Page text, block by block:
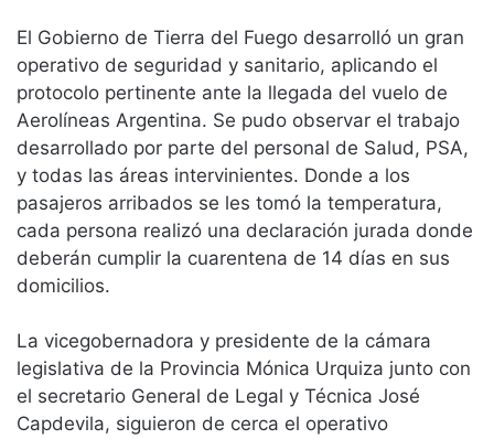
El Gobierno de Tierra del Fuego desarrolló un gran
operativo de seguridad y sanitario, aplicando el
protocolo pertinente ante la llegada del vuelo de
Aerolíneas Argentina. Se pudo observar el trabajo
desarrollado por parte del personal de Salud, PSA,
y todas las áreas intervinientes. Donde a los
pasajeros arribados se les tomó la temperatura,
cada persona realizó una declaración jurada donde
deberán cumplir la cuarentena de 14 días en sus
domicilios.
La vicegobernadora y presidente de la cámara
legislativa de la Provincia Mónica Urquiza junto con
el secretario General de Legal y Técnica José
Capdevila, siguieron de cerca el operativo